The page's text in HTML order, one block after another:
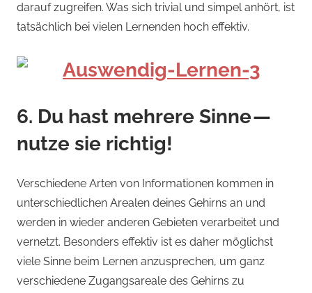
darauf zugreifen. Was sich trivial und simpel anhört, ist
tatsächlich bei vielen Lernenden hoch effektiv.
6. Du hast mehrere Sinne —
nutze sie richtig!
Verschiedene Arten von Informationen kommen in
unterschiedlichen Arealen deines Gehirns an und
werden in wieder anderen Gebieten verarbeitet und
vernetzt. Besonders effektiv ist es daher möglichst
viele Sinne beim Lernen anzusprechen, um ganz
verschiedene Zugangsareale des Gehirns zu